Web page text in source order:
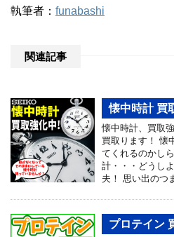
執筆者： funabashi
関連記事
懐中時計 買
懐中時計、買取
買取ります！ 懐
てくれるのかし
計・・・どうし
夫！ 思い出のつ
プロテイン